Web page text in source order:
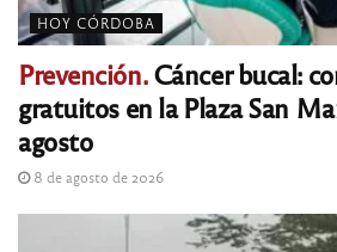
HOY CÓRDOBA
Prevención.Cáncer bucal:
gratuitos en la Plaza San
agosto
8 de agosto de 2026